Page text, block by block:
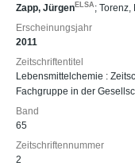
Zapp, Jürgen ELSA ; Torenz,
Erscheinungsjahr
2011
Zeitschriftentitel
Lebensmittelchemie :
Fachgruppe in der
Band
65
Zeitschriftennummer
2